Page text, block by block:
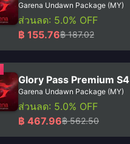
Garena Undawn Package (MY)
ส่วนลด: 5.0% OFF
฿ 155.76฿ 187.02
Glory Pass Premium S4
Garena Undawn Package (MY)
ส่วนลด: 5.0% OFF
฿ 467.96฿ 562.50